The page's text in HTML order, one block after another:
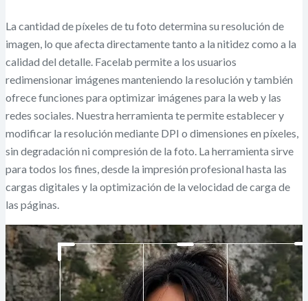
La cantidad de píxeles de tu foto determina su resolución de
imagen, lo que afecta directamente tanto a la nitidez como a la
calidad del detalle. Facelab permite a los usuarios
redimensionar imágenes manteniendo la resolución y también
ofrece funciones para optimizar imágenes para la web y las
redes sociales. Nuestra herramienta te permite establecer y
modificar la resolución mediante DPI o dimensiones en píxeles,
sin degradación ni compresión de la foto. La herramienta sirve
para todos los fines, desde la impresión profesional hasta las
cargas digitales y la optimización de la velocidad de carga de
las páginas.